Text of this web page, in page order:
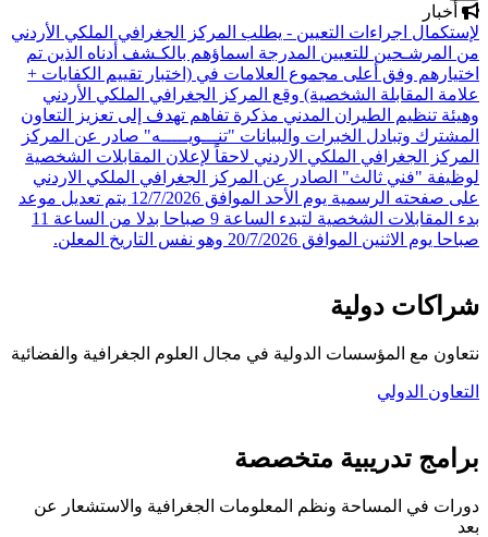
أخبار
لإستكمال اجراءات التعيين - يطلب المركز الجغرافي الملكي الأردني
من المرشـحين للتعيين المدرجة اسماؤهم بالكـشف أدناه الذين تم
اختيارهم وفق أعلى مجموع العلامات في (اختبار تقييم الكفايات +
علامة المقابلة الشخصية) وقع المركز الجغرافي الملكي الأردني
وهيئة تنظيم الطيران المدني مذكرة تفاهم تهدف إلى تعزيز التعاون
المشترك وتبادل الخبرات والبيانات "تنـــويـــــه" صادر عن المركز
المركز الجغرافي الملكي الاردني لاحقاً لإعلان المقابلات الشخصية
لوظيفة "فني ثالث" الصادر عن المركز الجغرافي الملكي الاردني
على صفحته الرسمية يوم الأحد الموافق 12/7/2026 يتم تعديل موعد
بدء المقابلات الشخصية لتبدء الساعة 9 صباحا بدلا من الساعة 11
صباحا يوم الاثنين الموافق 20/7/2026 وهو نفس التاريخ المعلن.
شراكات دولية
نتعاون مع المؤسسات الدولية في مجال العلوم الجغرافية والفضائية
التعاون الدولي
برامج تدريبية متخصصة
دورات في المساحة ونظم المعلومات الجغرافية والاستشعار عن
بعد